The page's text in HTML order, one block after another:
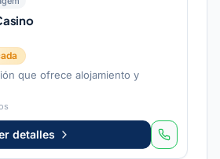
que ofrece alojamiento y
detalles